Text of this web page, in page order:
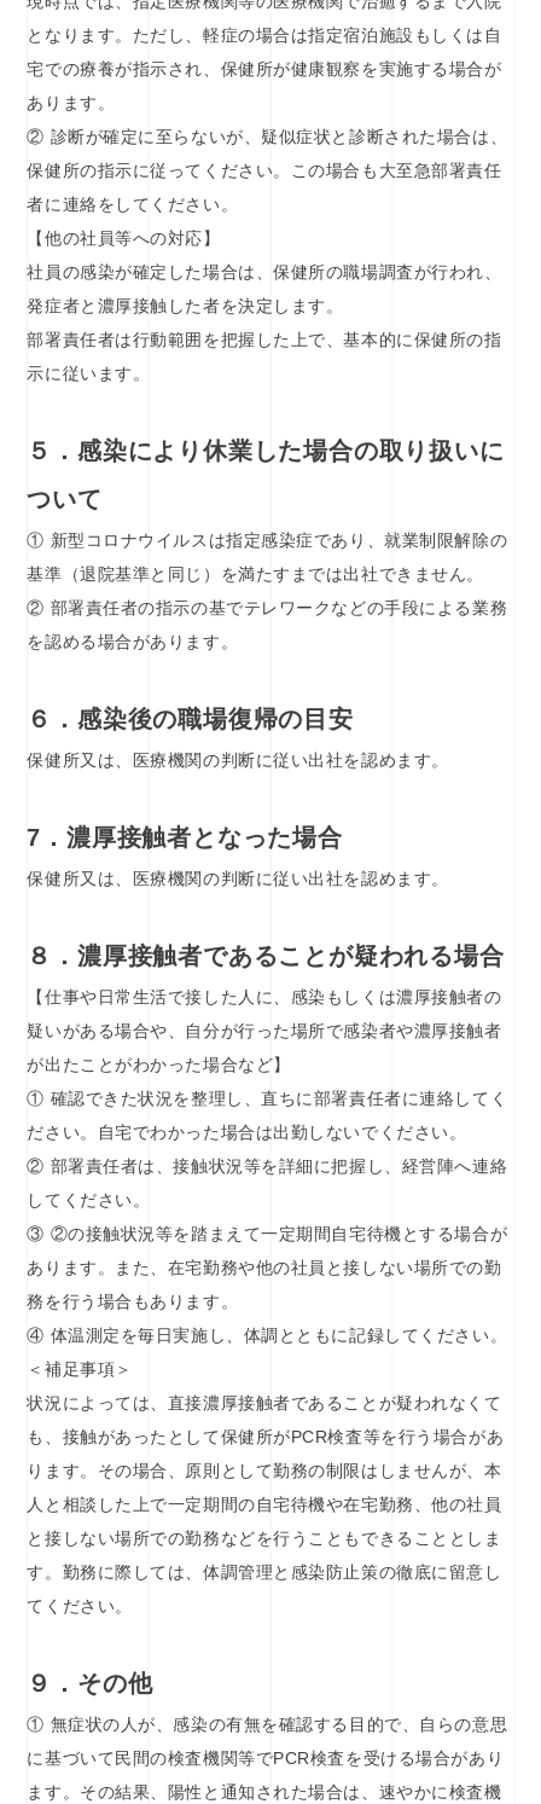
となります。ただし、軽症の場合は指定宿泊施設もしくは自
宅での療養が指示され、保健所が健康観察を実施する場合が
あります。
② 診断が確定に至らないが、疑似症状と診断された場合は、
保健所の指示に従ってください。この場合も大至急部署責任
者に連絡をしてください。
【他の社員等への対応】
社員の感染が確定した場合は、保健所の職場調査が行われ、
発症者と濃厚接触した者を決定します。
部署責任者は行動範囲を把握した上で、基本的に保健所の指
示に従います。
５．感染により休業した場合の取り扱いに
ついて
① 新型コロナウイルスは指定感染症であり、就業制限解除の
基準（退院基準と同じ）を満たすまでは出社できません。
② 部署責任者の指示の基でテレワークなどの手段による業務
を認める場合があります。
６．感染後の職場復帰の目安
保健所又は、医療機関の判断に従い出社を認めます。
7．濃厚接触者となった場合
保健所又は、医療機関の判断に従い出社を認めます。
８．濃厚接触者であることが疑われる場合
【仕事や日常生活で接した人に、感染もしくは濃厚接触者の
疑いがある場合や、自分が行った場所で感染者や濃厚接触者
が出たことがわかった場合など】
① 確認できた状況を整理し、直ちに部署責任者に連絡してく
ださい。自宅でわかった場合は出勤しないでください。
② 部署責任者は、接触状況等を詳細に把握し、経営陣へ連絡
してください。
③ ②の接触状況等を踏まえて一定期間自宅待機とする場合が
あります。また、在宅勤務や他の社員と接しない場所での勤
務を行う場合もあります。
④ 体温測定を毎日実施し、体調とともに記録してください。
＜補足事項＞
状況によっては、直接濃厚接触者であることが疑われなくて
も、接触があったとして保健所がPCR検査等を行う場合があ
ります。その場合、原則として勤務の制限はしませんが、本
人と相談した上で一定期間の自宅待機や在宅勤務、他の社員
と接しない場所での勤務などを行うこともできることとしま
す。勤務に際しては、体調管理と感染防止策の徹底に留意し
てください。
９．その他
① 無症状の人が、感染の有無を確認する目的で、自らの意思
に基づいて民間の検査機関等でPCR検査を受ける場合があり
ます。その結果、陽性と通知された場合は、速やかに検査機